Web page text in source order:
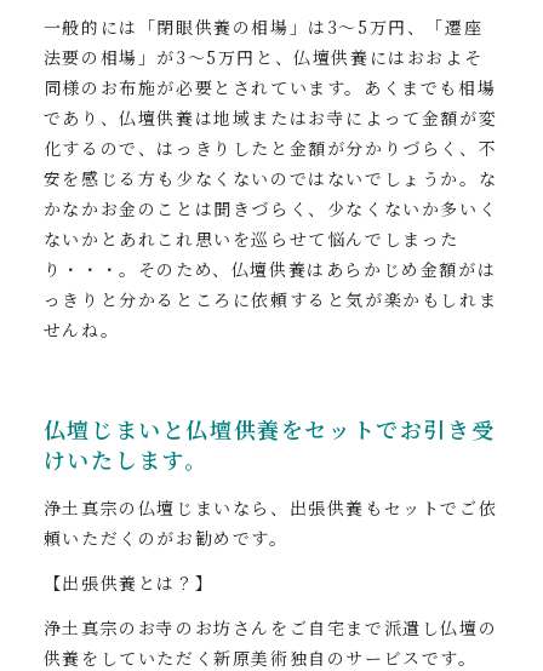
一般的には「閉眼供養の相場」は3〜5万円、「遷座
法要の相場」が3〜5万円と、仏壇供養にはおおよそ
同様のお布施が必要とされています。あくまでも相場
であり、仏壇供養は地域またはお寺によって金額が変
化するので、はっきりしたと金額が分かりづらく、不
安を感じる方も少なくないのではないでしょうか。な
かなかお金のことは聞きづらく、少なくないか多いく
ないかとあれこれ思いを巡らせて悩んでしまった
り・・・。そのため、仏壇供養はあらかじめ金額がは
っきりと分かるところに依頼すると気が楽かもしれま
せんね。
仏壇じまいと仏壇供養をセットでお引き受
けいたします。
浄土真宗の仏壇じまいなら、出張供養もセットでご依
頼いただくのがお勧めです。
【出張供養とは？】
浄土真宗のお寺のお坊さんをご自宅まで派遣し仏壇の
供養をしていただく新原美術独自のサービスです。